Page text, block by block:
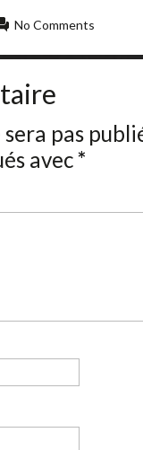
No Comments
pas
avec*